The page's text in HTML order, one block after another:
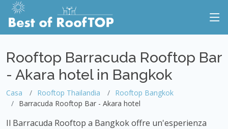
Rooftop Barracuda Rooftop Bar
- Akara hotel in Bangkok
Casa Rooftop Thailandia
Rooftop Bangkok
Barracuda Rooftop Bar - Akara hotel
Il Barracuda Rooftop a Bangkok offre un'esperienza